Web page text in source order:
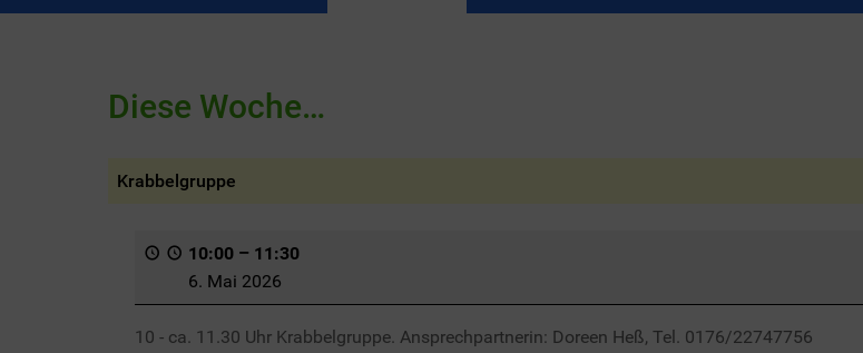
Diese Woche…
Krabbelgruppe
10:00 – 11:30
6. Mai 2026
10 - ca. 11.30 Uhr Krabbelgruppe. Ansprechpartnerin: Doreen Heß, Tel. 0176/22747756